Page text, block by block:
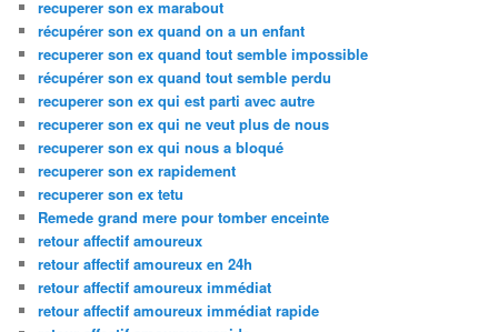
recuperer son ex marabout
récupérer son ex quand on a un enfant
recuperer son ex quand tout semble impossible
récupérer son ex quand tout semble perdu
recuperer son ex qui est parti avec autre
recuperer son ex qui ne veut plus de nous
recuperer son ex qui nous a bloqué
recuperer son ex rapidement
recuperer son ex tetu
Remede grand mere pour tomber enceinte
retour affectif amoureux
retour affectif amoureux en 24h
retour affectif amoureux immédiat
retour affectif amoureux immédiat rapide